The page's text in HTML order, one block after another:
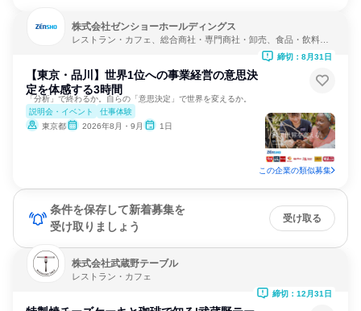
株式会社ゼンショーホールディングス
レストラン・カフェ、総合商社・専門商社・卸売、食品・飲料メ
【東京・品川】世界1位への事業経営の意思決
定を体感する3時間
「分析」で終わるか。自らの「意思決定」で世界を変えるか。
説明会・イベント
仕事体験
東京都
2026年8月・9月 1日
締切：8月31日
この企業の類似募集
条件を保存して新着募集を
受け取りましょう
受け取る
株式会社武蔵野テーブル
レストラン・カフェ
締切：12月31日